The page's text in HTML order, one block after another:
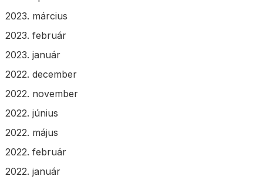
2023. március
2023. február
2023. január
2022. december
2022. november
2022. június
2022. május
2022. február
2022. január